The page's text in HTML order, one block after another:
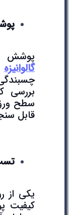
پوشش
گالوانیزه
بررسی
سطح
قابل
یکی
کیفیت